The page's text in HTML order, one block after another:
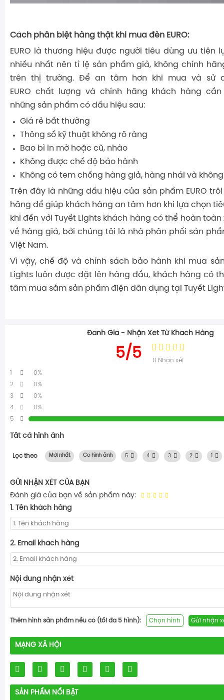
Cách phân biệt hàng thật khi mua đèn EURO:
EURO là thương hiệu được người tiêu dùng ưu tiên
nhiều nhất nên tỉ lệ sản phẩm giả, không chính
trên thị trường. Để an tâm hơn khi mua và sử
EURO chất lượng và chính hãng khách hàng
những sản phẩm có dấu hiệu sau:
Giá rẻ bất thường
Thông số kỹ thuật không rõ ràng
Bao bì in mờ hoặc cũ, nhào
Không được chế độ bảo hành
Không có tem chống hàng giả, hàng nhái và
Trên đây là những dấu hiệu của sản phẩm EURO
hãng để giúp khách hàng an tâm hơn khi lựa chọn
khi đến với Tuyết Lights khách hàng có thể hoàn
về hàng giả, bởi chúng tôi là nhà phân phối sản
Việt Nam.
Vì vậy, chế độ và chính sách bảo hành khi mua
Lights luôn được đặt lên hàng đầu, khách hàng có
tâm mua sắm sản phẩm điện dân dụng tại Tuyết
Đánh Giá - Nhận Xét Từ Khách Hàng
5/5 0 Nhận xét
1
0%
2
0%
3
0%
4
0%
5
Tất cả hình ảnh
Lọc theo Mới nhất Có hình ảnh 5 4 3 2
GỬI NHẬN XÉT CỦA BẠN
Đánh giá của bạn về sản phẩm này:
1. Tên khách hàng
2. Email khách hàng
Nội dung nhận xét
Thêm hình sản phẩm nếu có (tối đa 5 hình): Chọn hình Gửi nhận
MẠNG XÃ HỘI
SẢN PHẨM NỔI BẬT